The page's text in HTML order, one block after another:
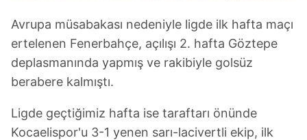
Avrupa müsabakası nedeniyle ligde ilk hafta maçı
ertelenen Fenerbahçe, açılışı 2. hafta Göztepe
deplasmanında yapmış ve rakibiyle golsüz
berabere kalmıştı.
Ligde geçtiğimiz hafta ise taraftarı önünde
Kocaelispor'u 3-1 yenen sarı-lacivertli ekip, ilk